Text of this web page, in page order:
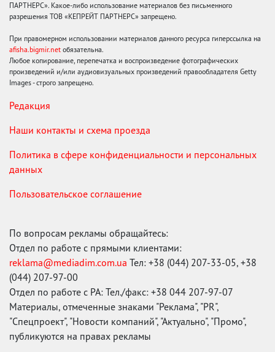
ПАРТНЕРС». Какое-либо использование материалов без письменного
разрешения ТОВ «КЕПРЕЙТ ПАРТНЕРС» запрещено.
При правомерном использовании материалов данного ресурса гиперссылка на
afisha.bigmir.net обязательна.
Любое копирование, перепечатка и воспроизведение фотографических
произведений и/или аудиовизуальных произведений правообладателя Getty
Images - строго запрещено.
Редакция
Наши контакты и схема проезда
Политика в сфере конфиденциальности и персональных
данных
Пользовательское соглашение
По вопросам рекламы обращайтесь:
Отдел по работе с прямыми клиентами:
reklama@mediadim.com.ua Тел: +38 (044) 207-33-05, +38
(044) 207-97-00
Отдел по работе с РА: Тел./факс: +38 044 207-97-07
Материалы, отмеченные знаками "Реклама", "PR",
"Спецпроект", "Новости компаний", "Актуально", "Промо",
публикуются на правах рекламы